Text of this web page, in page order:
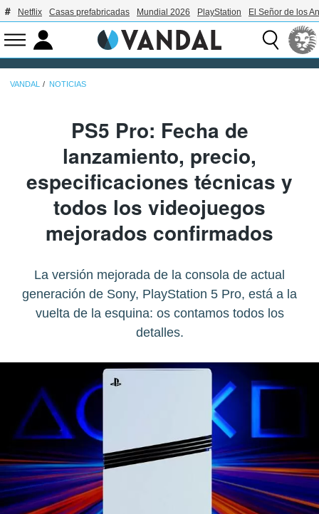
Netflix Casas prefabricadas Mundial 2026 PlayStation El Señor de los
VANDAL NOTICIAS
PS5 Pro: Fecha de
lanzamiento, precio,
especificaciones técnicas y
todos los videojuegos
mejorados confirmados
La versión mejorada de la consola de actual
generación de Sony, PlayStation 5 Pro, está a la
vuelta de la esquina: os contamos todos los
detalles.